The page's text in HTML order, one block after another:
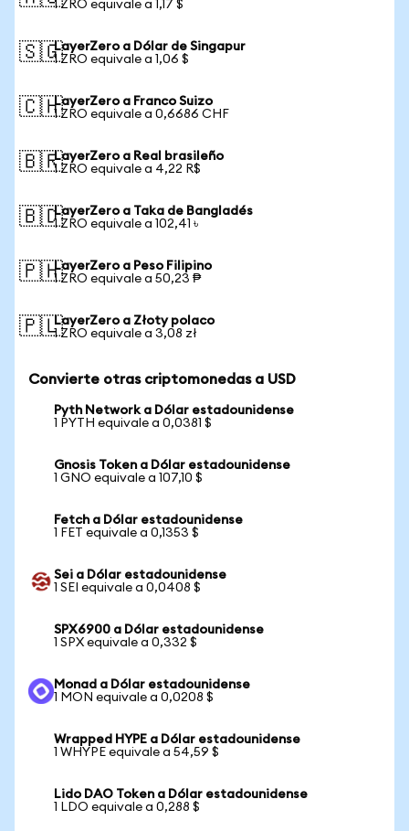
1 ZRO equivale a 1,17 $
🇸🇬LayerZero a Dólar de Singapur
1 ZRO equivale a 1,06 $
🇨🇭LayerZero a Franco Suizo
1 ZRO equivale a 0,6686 CHF
🇧🇷LayerZero a Real brasileño
1 ZRO equivale a 4,22 R$
🇧🇩LayerZero a Taka de Bangladés
1 ZRO equivale a 102,41 ৳
🇵🇭LayerZero a Peso Filipino
1 ZRO equivale a 50,23 ₱
🇵🇱LayerZero a Złoty polaco
1 ZRO equivale a 3,08 zł
Convierte otras criptomonedas a USD
Pyth Network a Dólar estadounidense
1 PYTH equivale a 0,0381 $
Gnosis Token a Dólar estadounidense
1 GNO equivale a 107,10 $
Fetch a Dólar estadounidense
1 FET equivale a 0,1353 $
Sei a Dólar estadounidense
1 SEI equivale a 0,0408 $
SPX6900 a Dólar estadounidense
1 SPX equivale a 0,332 $
Monad a Dólar estadounidense
1 MON equivale a 0,0208 $
Wrapped HYPE a Dólar estadounidense
1 WHYPE equivale a 54,59 $
Lido DAO Token a Dólar estadounidense
1 LDO equivale a 0,288 $